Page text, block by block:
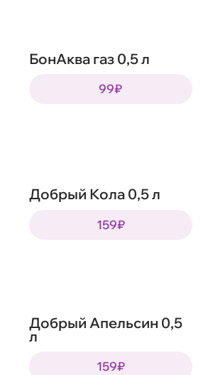
БонАква газ 0,5 л
99₽
Добрый Кола 0,5 л
159₽
Добрый Апельсин 0,5
л
159₽